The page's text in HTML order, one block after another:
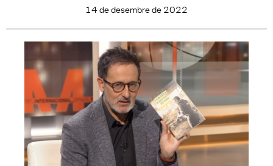
14 de desembre de 2022